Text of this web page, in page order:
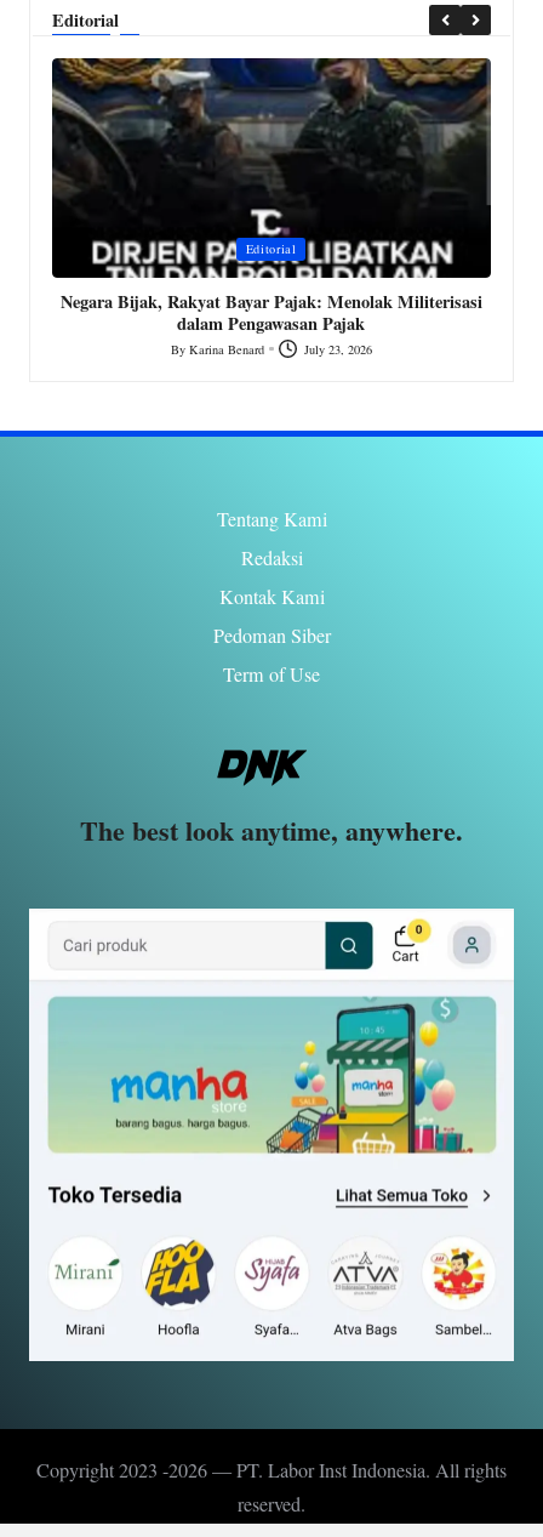
Editorial
Posted
in
Editorial
Negara Bijak, Rakyat Bayar Pajak: Menolak Militerisasi
dalam Pengawasan Pajak
Posted
By Karina Benard July 23, 2026
Tentang Kami
Redaksi
Kontak Kami
Pedoman Siber
Term of Use
The best look anytime, anywhere.
Copyright 2023 -2026 — PT. Labor Inst Indonesia. All rights
reserved.